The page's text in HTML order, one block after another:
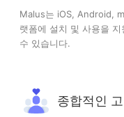
Malus는 iOS, Android,
랫폼에 설치 및 사용을
수 있습니다.
종합적인